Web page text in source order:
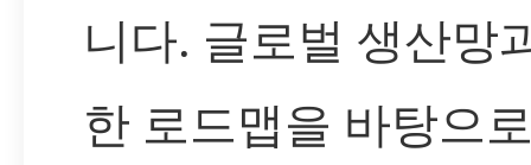
니다. 글로벌 생산망
한 로드맵을 바탕으